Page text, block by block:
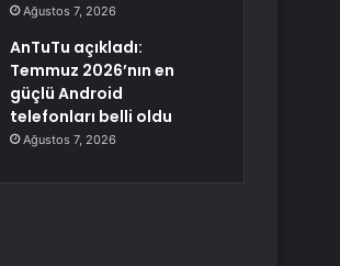
Ağustos 7, 2026
AnTuTu açıkladı:
Temmuz 2026’nın en
güçlü Android
telefonları belli oldu
Ağustos 7, 2026